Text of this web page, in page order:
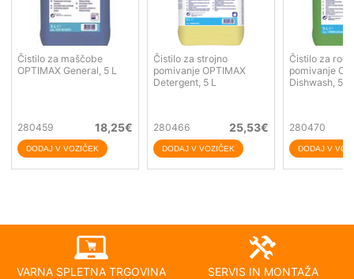
Čistilo za maščobe
OPTIMAX General, 5 L
280459 18,25€
Čistilo za strojno
pomivanje OPTIMAX
Detergent, 5 L
280466 25,53€
Čistilo za
pomivanje
Dishwash, 5 L
280470
VARNA SPLETNA TRGOVINA SERVIS IN MONTAŽA